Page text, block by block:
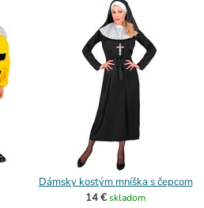
Dámsky kostým mníška s čepcom
14 €skladom